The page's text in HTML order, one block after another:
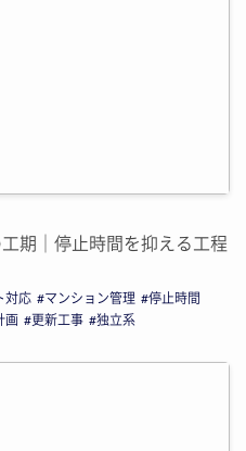
期｜停止時間を抑える工程
対応 マンション管理
停止時間
画 更新工事 独立系